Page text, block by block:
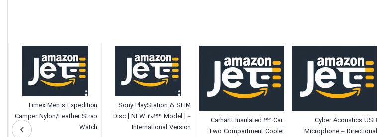
Cyber Acoustics USB
Microphone – Directional
Carhartt Insulated 24 Can
Two Compartment Cooler
Sony PlayStation 5 SLIM
Disc [ NEW 2023 Model ] –
International Version
Timex Men’s Expedition
Camper Nylon/Leather Strap
Watch